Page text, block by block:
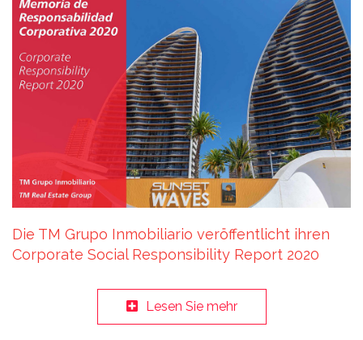
Die TM Grupo Inmobiliario veröffentlicht ihren
Corporate Social Responsibility Report 2020
Lesen Sie mehr